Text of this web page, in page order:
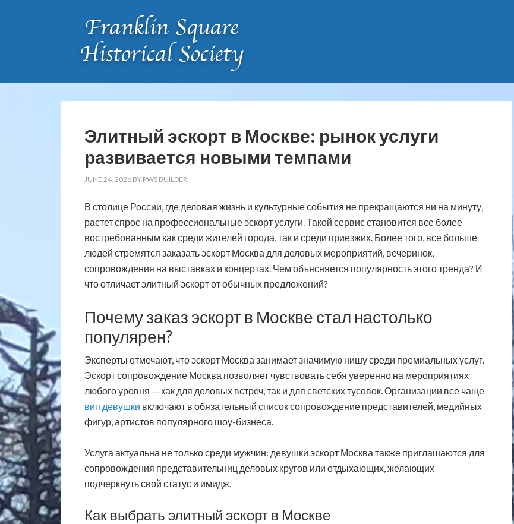
Элитный эскорт в Москве: рынок услуги
развивается новыми темпами
JUNE 24, 2026 BY PWS BUILDER
В столице России, где деловая жизнь и культурные события не прекращаются ни на минуту,
растет спрос на профессиональные эскорт услуги. Такой сервис становится все более
востребованным как среди жителей города, так и среди приезжих. Более того, все больше
людей стремятся заказать эскорт Москва для деловых мероприятий, вечеринок,
сопровождения на выставках и концертах. Чем объясняется популярность этого тренда? И
что отличает элитный эскорт от обычных предложений?
Почему заказ эскорт в Москве стал настолько
популярен?
Эксперты отмечают, что эскорт Москва занимает значимую нишу среди премиальных услуг.
Эскорт сопровождение Москва позволяет чувствовать себя уверенно на мероприятиях
любого уровня — как для деловых встреч, так и для светских тусовок. Организации все чаще
вип девушки включают в обязательный список сопровождение представителей, медийных
фигур, артистов популярного шоу-бизнеса.
Услуга актуальна не только среди мужчин: девушки эскорт Москва также приглашаются для
сопровождения представительниц деловых кругов или отдыхающих, желающих
подчеркнуть свой статус и имидж.
Как выбрать элитный эскорт в Москве